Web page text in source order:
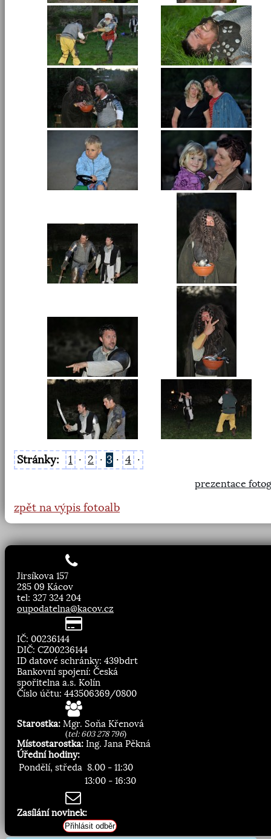
Stránky: 1 · 2 · 3 · 4 ·
prezentace
zpět na výpis fotoalb
Jirsíkova 157
285 09 Kácov
tel: 327 324 204
oupodatelna@kacov.cz
IČ: 00236144
DIČ: CZ00236144
ID datové schránky: 439bdrt
Bankovní spojení: Česká
spořitelna a.s. Kolín
Číslo účtu: 443506369/0800
Starostka: Mgr. Soňa Křenová
(tel: 603 278 796)
Místostarostka: Ing. Jana Pěkná
Úřední hodiny:
Pondělí, středa 8.00 - 11:30
13:00 - 16:30
Zasílání novinek:
Přihlásit odběr